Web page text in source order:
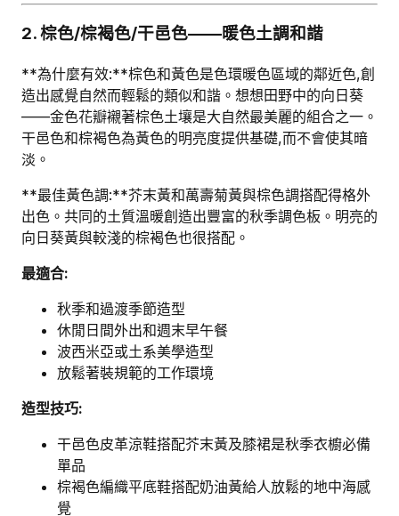
2. 棕色/棕褐色/干邑色——暖色土調和諧
**為什麼有效:**棕色和黃色是色環暖色區域的鄰近色,創
造出感覺自然而輕鬆的類似和諧。想想田野中的向日葵
——金色花瓣襯著棕色土壤是大自然最美麗的組合之一。
干邑色和棕褐色為黃色的明亮度提供基礎,而不會使其暗
淡。
**最佳黃色調:**芥末黃和萬壽菊黃與棕色調搭配得格外
出色。共同的土質溫暖創造出豐富的秋季調色板。明亮的
向日葵黃與較淺的棕褐色也很搭配。
最適合:
秋季和過渡季節造型
休閒日間外出和週末早午餐
波西米亞或土系美學造型
放鬆著裝規範的工作環境
造型技巧:
干邑色皮革涼鞋搭配芥末黃及膝裙是秋季衣櫥必備
單品
棕褐色編織平底鞋搭配奶油黃給人放鬆的地中海感
覺